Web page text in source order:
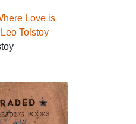
Love is
Tolstoy